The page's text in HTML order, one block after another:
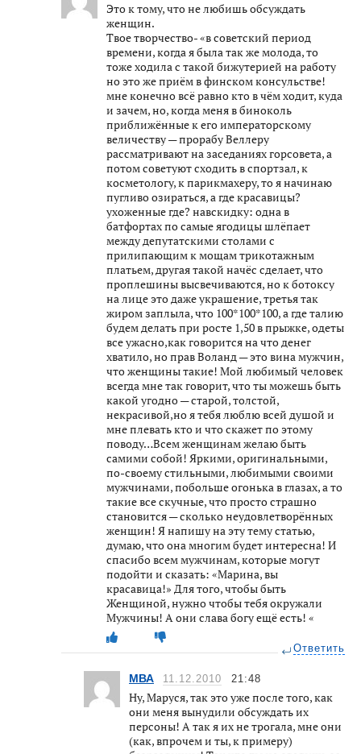
Это к тому, что не любишь обсуждать
женщин.
Твое творчество- «в советский период
времени, когда я была так же молода, то
тоже ходила с такой бижутерией на работу
но это же приём в финском консульстве!
мне конечно всё равно кто в чём ходит, куда
и зачем, но, когда меня в биноколь
приближённые к его императорскому
величеству — прорабу Веллеру
рассматривают на заседаниях горсовета, а
потом советуют сходить в спортзал, к
косметологу, к парикмахеру, то я начинаю
пугливо озираться, а где красавицы?
ухоженные где? навскидку: одна в
батфортах по самые ягодицы шлёпает
между депутатскими столами с
прилипающим к мощам трикотажным
платьем, другая такой начёс сделает, что
проплешины высвечиваются, но к ботоксу
на лице это даже украшение, третья так
жиром заплыла, что 100*100*100, а где талию
будем делать при росте 1,50 в прыжке, одеты
все ужасно,как говорится на что денег
хватило, но прав Воланд — это вина мужчин,
что женщины такие! Мой любимый человек
всегда мне так говорит, что ты можешь быть
какой угодно — старой, толстой,
некрасивой,но я тебя люблю всей душой и
мне плевать кто и что скажет по этому
поводу…Всем женщинам желаю быть
самими собой! Яркими, оригинальными,
по-своему стильными, любимыми своими
мужчинами, побольше огонька в глазах, а то
такие все скучные, что просто страшно
становится — сколько неудовлетворённых
женщин! Я напишу на эту тему статью,
думаю, что она многим будет интересна! И
спасибо всем мужчинам, которые могут
подойти и сказать: «Марина, вы
красавица!» Для того, чтобы быть
Женщиной, нужно чтобы тебя окружали
Мужчины! А они слава богу ещё есть! «
Ответить
МВА 11.12.2010 21:48
Ну, Маруся, так это уже после того, как
они меня вынудили обсуждать их
персоны! А так я их не трогала, мне они
(как, впрочем и ты, к примеру)